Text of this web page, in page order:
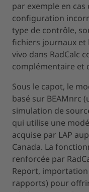
par exemple en cas
configuration
type de contrôle,
fichiers journaux et
vivo dans RadCalc
complémentaire et
Sous le capot, le
basé sur BEAMnrc
simulation de
qui utilise une
acquise par LAP
Canada. La
renforcée par
Report,
rapports) pour